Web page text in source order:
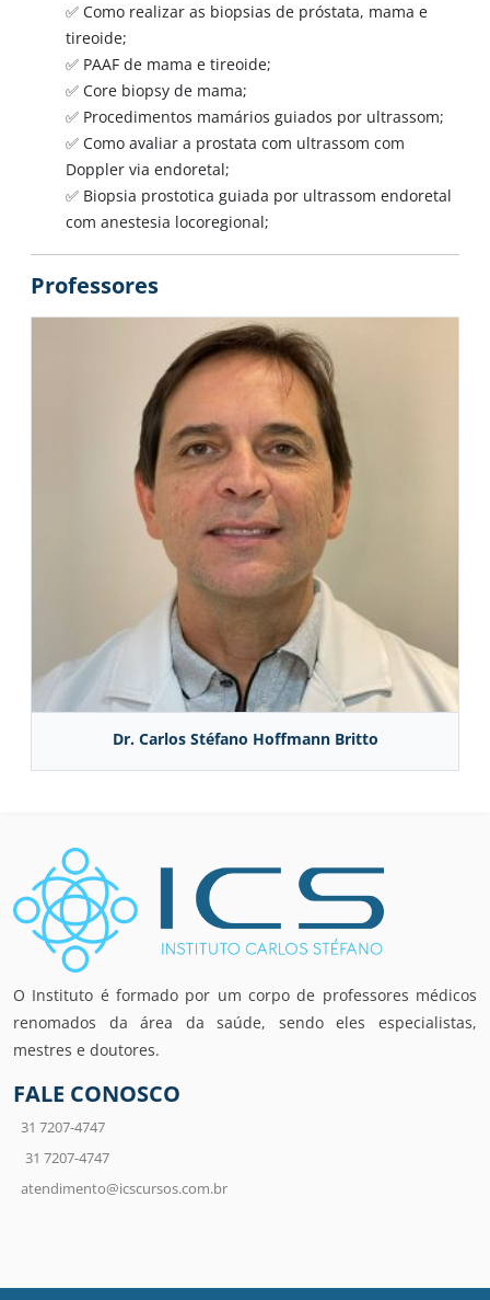
✅ Como realizar as biopsias de próstata, mama e
tireoide;
✅ PAAF de mama e tireoide;
✅ Core biopsy de mama;
✅ Procedimentos mamários guiados por ultrassom;
✅ Como avaliar a prostata com ultrassom com
Doppler via endoretal;
✅ Biopsia prostotica guiada por ultrassom endoretal
com anestesia locoregional;
Professores
Dr. Carlos Stéfano Hoffmann Britto
O Instituto é formado por um corpo de professores médicos
renomados da área da saúde, sendo eles especialistas,
mestres e doutores.
FALE CONOSCO
31 7207-4747
31 7207-4747
atendimento@icscursos.com.br